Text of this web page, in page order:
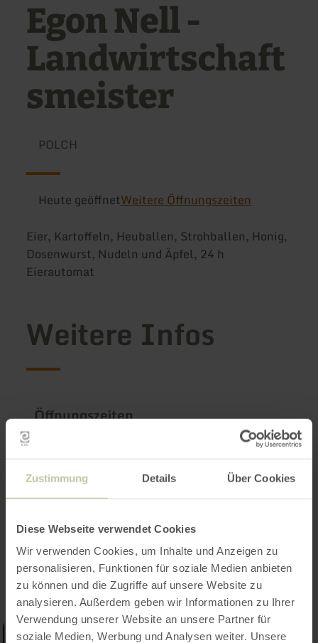
Zustimmung Details Über Cookies
Diese Webseite verwendet Cookies
Wir verwenden Cookies, um Inhalte und Anzeigen zu
personalisieren, Funktionen für soziale Medien anbieten
zu können und die Zugriffe auf unsere Website zu
analysieren. Außerdem geben wir Informationen zu Ihrer
Verwendung unserer Website an unsere Partner für
soziale Medien, Werbung und Analysen weiter. Unsere
Egon Nell -
Landwirtschaft
smeister
POLCH
Heute geöffnetWeitere Öffnungszeiten
Eier, Kartoffeln, Heuballen, Strohballen, Honig,
Dosenwurst, Nudeln und Äpfel, 24 h
Eierautomat
Weitere Infos
Öffnungszeiten
Kategorien
Impressionen